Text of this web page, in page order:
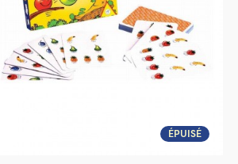
ÉPUISÉ